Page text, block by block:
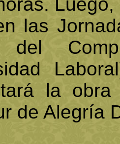
las
del
la
de Alegría